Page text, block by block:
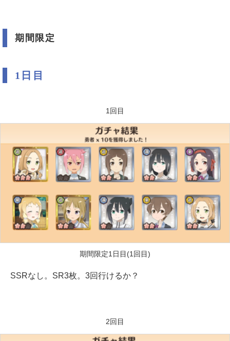
期間限定
1日目
1回目
期間限定1日目(1回目)
SSRなし。SR3枚。3回行けるか？
2回目